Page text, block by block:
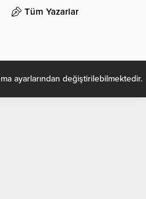
Tüm Yazarlar
ayarlarından değiştirilebilmektedir.